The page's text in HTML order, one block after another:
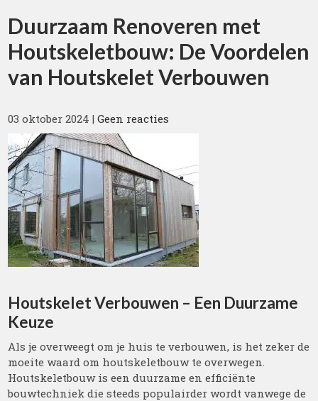
Duurzaam Renoveren met
Houtskeletbouw: De Voordelen
van Houtskelet Verbouwen
03 oktober 2024 |Geen reacties
Houtskelet Verbouwen – Een Duurzame
Keuze
Als je overweegt om je huis te verbouwen, is het zeker de
moeite waard om houtskeletbouw te overwegen.
Houtskeletbouw is een duurzame en efficiënte
bouwtechniek die steeds populairder wordt vanwege de